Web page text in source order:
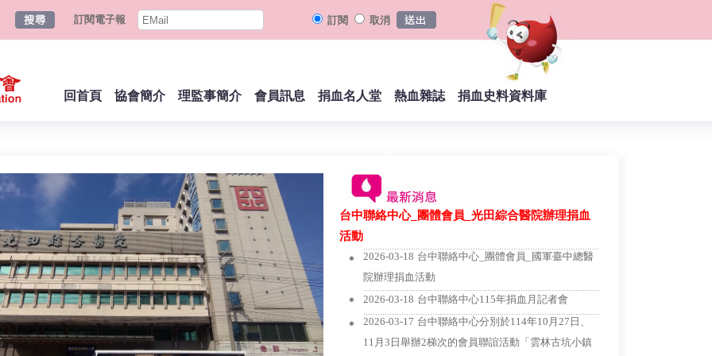
訂閱電子報 訂閱 取消
回首頁 協會簡介 理監事簡介 會員訊息 捐血名人堂 熱血雜誌 捐血史料資料庫
台中聯絡中心_團體會員_光田綜合醫院辦理捐血
活動
.............................................................................................................
2026-03-18 台中聯絡中心_團體會員_國軍臺中總醫
院辦理捐血活動
.............................................................................................................
2026-03-18 台中聯絡中心115年捐血月記者會
.............................................................................................................
2026-03-17 台中聯絡中心分別於114年10月27日、
11月3日舉辦2梯次的會員聯誼活動「雲林古坑小鎮